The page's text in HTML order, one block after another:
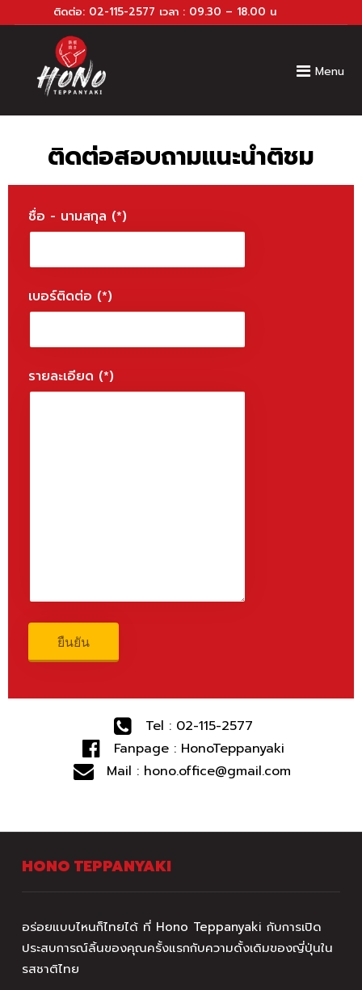
ติดต่อ: 02-115-2577 เวลา : 09.30 – 18.00 น
Menu
ติดต่อสอบถามแนะนำติชม
ชื่อ - นามสกุล (*)
เบอร์ติดต่อ (*)
รายละเอียด (*)
Tel : 02-115-2577
Fanpage : HonoTeppanyaki
Mail : hono.office@gmail.com
HONO TEPPANYAKI
อร่อยแบบไหนก็ไทยได้ ที่ Hono Teppanyaki กับการเปิด
ประสบการณ์ลิ้นของคุณครั้งแรกกับความดั้งเดิมของญี่ปุ่นใน
รสชาติไทย